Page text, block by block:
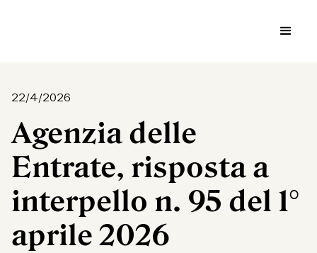
22/4/2026
Agenzia delle
Entrate, risposta a
interpello n. 95 del 1°
aprile 2026